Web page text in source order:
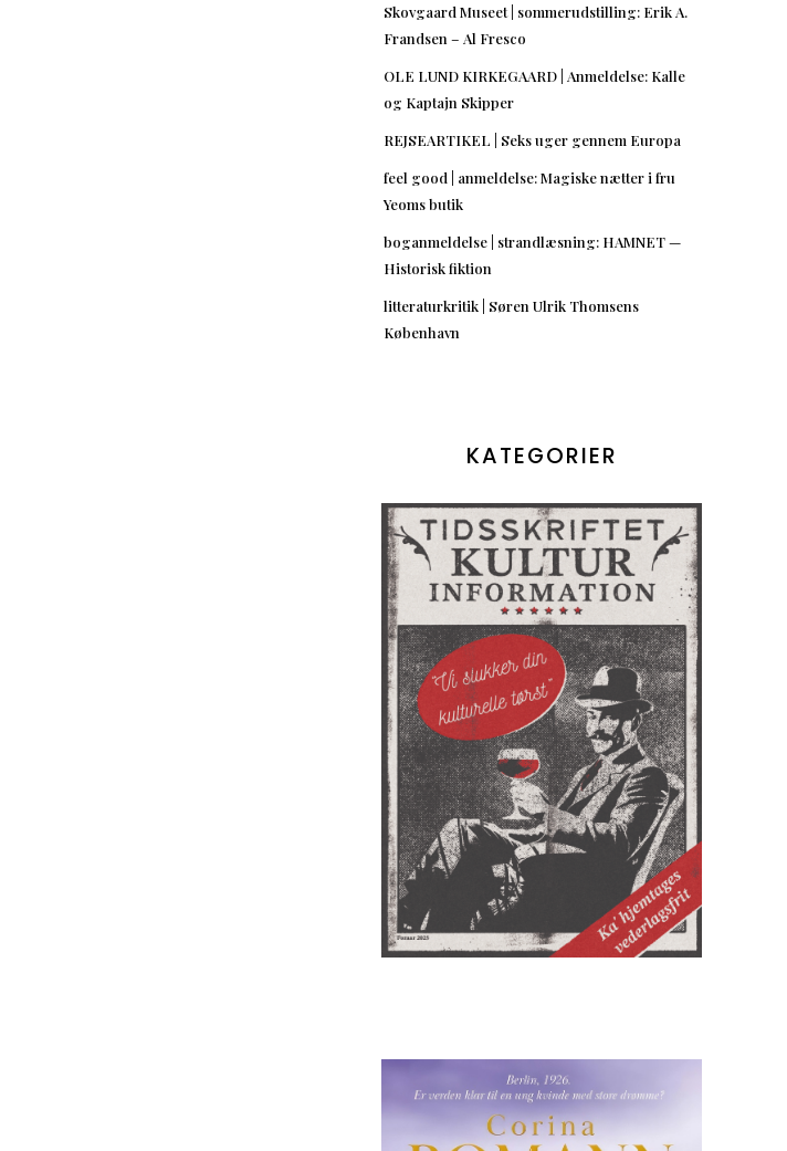
Skovgaard Museet | sommerudstilling: Erik A.
Frandsen – Al Fresco
OLE LUND KIRKEGAARD | Anmeldelse: Kalle
og Kaptajn Skipper
REJSEARTIKEL | Seks uger gennem Europa
feel good | anmeldelse: Magiske nætter i fru
Yeoms butik
boganmeldelse | strandlæsning: HAMNET —
Historisk fiktion
litteraturkritik | Søren Ulrik Thomsens
København
KATEGORIER